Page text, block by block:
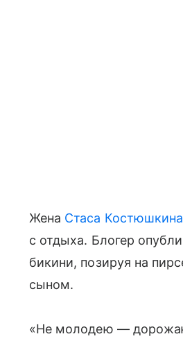
Жена Стаса Костюшкина
с отдыха. Блогер
бикини, позируя на
сыном.
«Не молодею —